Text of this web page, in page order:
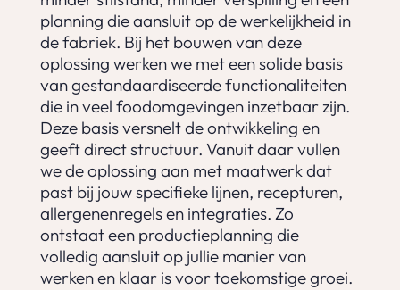
planning die aansluit op de werkelijkheid in
de fabriek. Bij het bouwen van deze
oplossing werken we met een solide basis
van gestandaardiseerde functionaliteiten
die in veel foodomgevingen inzetbaar zijn.
Deze basis versnelt de ontwikkeling en
geeft direct structuur. Vanuit daar vullen
we de oplossing aan met maatwerk dat
past bij jouw specifieke lijnen, recepturen,
allergenenregels en integraties. Zo
ontstaat een productieplanning die
volledig aansluit op jullie manier van
werken en klaar is voor toekomstige groei.